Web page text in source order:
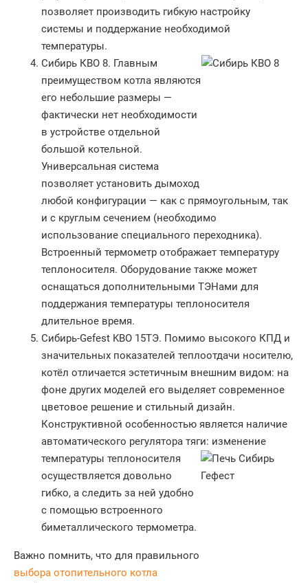
позволяет производить гибкую настройку
системы и поддержание необходимой
температуры.
Сибирь КВО 8. Главным
преимуществом котла являются
его небольшие размеры —
фактически нет необходимости
в устройстве отдельной
большой котельной.
Универсальная система
позволяет установить дымоход
любой конфигурации — как с прямоугольным, так
и с круглым сечением (необходимо
использование специального переходника).
Встроенный термометр отображает температуру
теплоносителя. Оборудование также может
оснащаться дополнительными ТЭНами для
поддержания температуры теплоносителя
длительное время.
Сибирь-Gefest KBO 15ТЭ. Помимо высокого КПД и
значительных показателей теплоотдачи носителю,
котёл отличается эстетичным внешним видом: на
фоне других моделей его выделяет современное
цветовое решение и стильный дизайн.
Конструктивной особенностью является наличие
автоматического регулятора тяги: изменение
температуры теплоносителя
осуществляется довольно
гибко, а следить за ней удобно
с помощью встроенного
биметаллического термометра.
Важно помнить, что для правильного
выбора отопительного котла